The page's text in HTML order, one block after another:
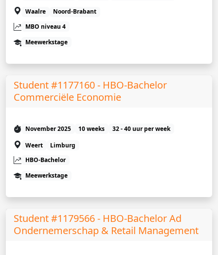
Waalre
Noord-Brabant
MBO niveau 4
Meewerkstage
Student #1177160 - HBO-Bachelor
Commerciële Economie
November 2025 10 weeks
32 - 40 uur per week
Weert
Limburg
HBO-Bachelor
Meewerkstage
Student #1179566 - HBO-Bachelor Ad
Ondernemerschap & Retail Management